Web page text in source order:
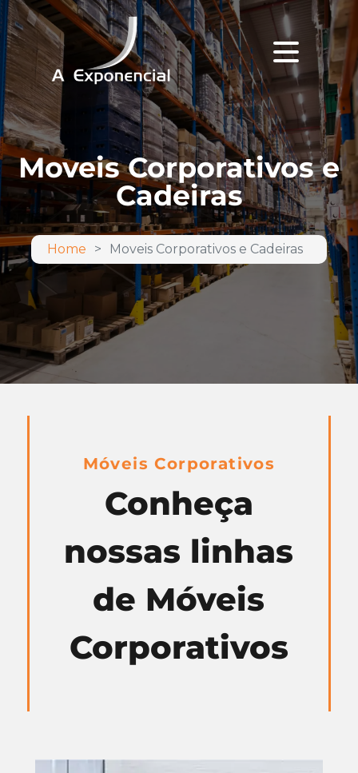
Moveis Corporativos e
Cadeiras
Home Moveis Corporativos e Cadeiras
Móveis Corporativos
Conheça
nossas linhas
de Móveis
Corporativos